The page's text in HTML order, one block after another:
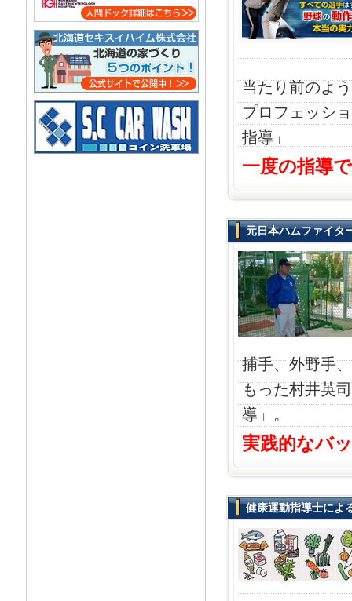
当たり前のよ
プロフェッシ
指導」
一度の指導
元日本ハムファイタ
捕手、外野手
もった村井英
導」。
実践的なバ
健康運動指導士によ